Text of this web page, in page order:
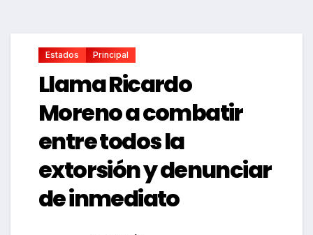
Estados Principal
Llama Ricardo
Moreno a combatir
entre todos la
extorsión y denunciar
de inmediato